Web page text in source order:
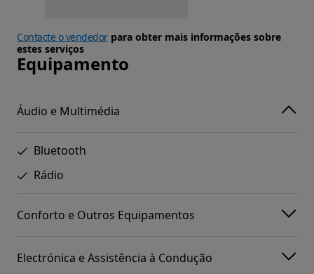
Contacte o vendedorpara obter mais informações sobre
estes serviços
Equipamento
Áudio e Multimédia
Bluetooth
Rádio
Conforto e Outros Equipamentos
Electrónica e Assistência à Condução